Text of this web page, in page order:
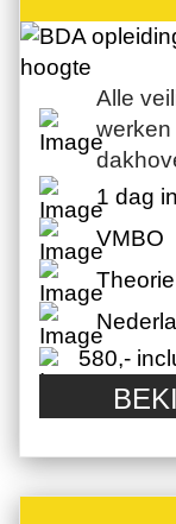
Alle
1 dag
VMBO
580,-